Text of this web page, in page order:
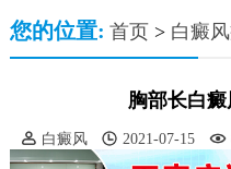
您的位置: 首页> 白癜
胸部长白
白癜风 2021-07-15